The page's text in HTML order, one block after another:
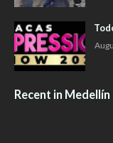
Recent in Medellín